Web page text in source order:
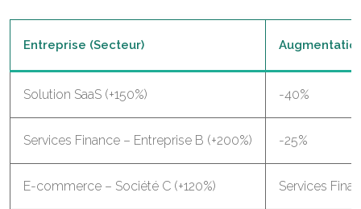
Entreprise (Secteur)
Solution SaaS (+150%) -40%
Services Finance – Entreprise B (+200%) -25%
E-commerce – Société C (+120%) Services